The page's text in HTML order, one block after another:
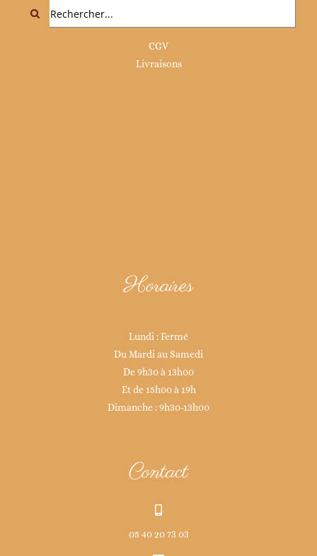
Rechercher:
CGV
Livraisons
Horaires
Lundi : Fermé
Du Mardi au Samedi
De 9h30 à 13h00
Et de 15h00 à 19h
Dimanche : 9h30-13h00
Contact
05 40 20 73 03